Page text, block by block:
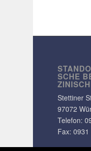
SCHE
Stet­tiner
97072
Telefon:
Fax: